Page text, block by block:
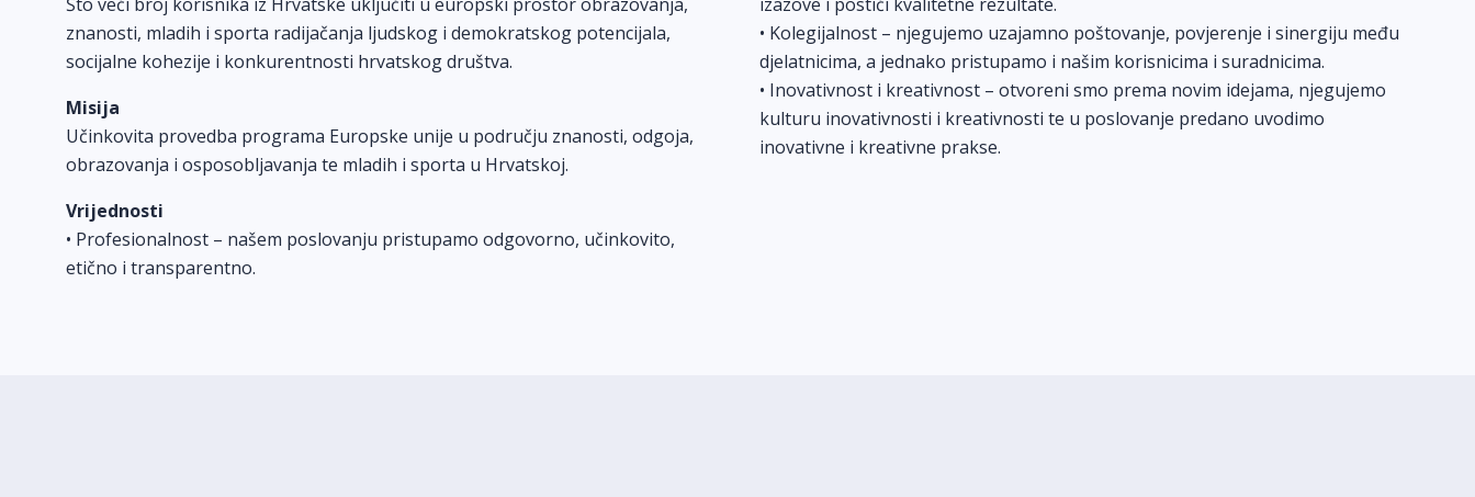
znanosti, mladih i sporta radijačanja ljudskog i demokratskog potencijala,
socijalne kohezije i konkurentnosti hrvatskog društva.
Misija
Učinkovita provedba programa Europske unije u području znanosti, odgoja,
obrazovanja i osposobljavanja te mladih i sporta u Hrvatskoj.
Vrijednosti
• Profesionalnost – našem poslovanju pristupamo odgovorno, učinkovito,
etično i transparentno.
• Kolegijalnost – njegujemo uzajamno poštovanje, povjerenje i sinergiju među
djelatnicima, a jednako pristupamo i našim korisnicima i suradnicima.
• Inovativnost i kreativnost – otvoreni smo prema novim idejama, njegujemo
kulturu inovativnosti i kreativnosti te u poslovanje predano uvodimo
inovativne i kreativne prakse.